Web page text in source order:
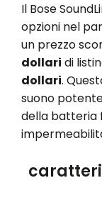
Il Bose
opzioni nel
un prezzo
dollari di
dollari.
suono
della batteria